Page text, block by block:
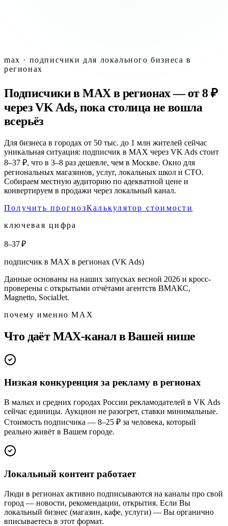
max · подписчики для локального бизнеса в
регионах
Подписчики в MAX в регионах — от 8 ₽
через VK Ads, пока столица не вошла
всерьёз
Для бизнеса в городах от 50 тыс. до 1 млн жителей сейчас
уникальная ситуация: подписчик в MAX через VK Ads стоит
8–37 ₽, что в 3–8 раз дешевле, чем в Москве. Окно для
региональных магазинов, услуг, локальных школ и СТО.
Собираем местную аудиторию по адекватной цене и
конвертируем в продажи через локальный канал.
Получить прогнозКалькулятор стоимости
ключевая цифра
8–37 ₽
подписчик в MAX в регионах (VK Ads)
Данные основаны на наших запусках весной 2026 и кросс-
проверены с открытыми отчётами агентств ВМАКС,
Magnetto, SocialJet.
почему именно MAX
Что даёт MAX-канал в Вашей нише
Низкая конкуренция за рекламу в регионах
В малых и средних городах России рекламодателей в VK Ads
сейчас единицы. Аукцион не разогрет, ставки минимальные.
Стоимость подписчика — 8–25 ₽ за человека, который
реально живёт в Вашем городе.
Локальный контент работает
Люди в регионах активно подписываются на каналы про свой
город — новости, рекомендации, открытия. Если Вы
локальный бизнес (магазин, кафе, услуги) — Вы органично
вписываетесь в этот формат.